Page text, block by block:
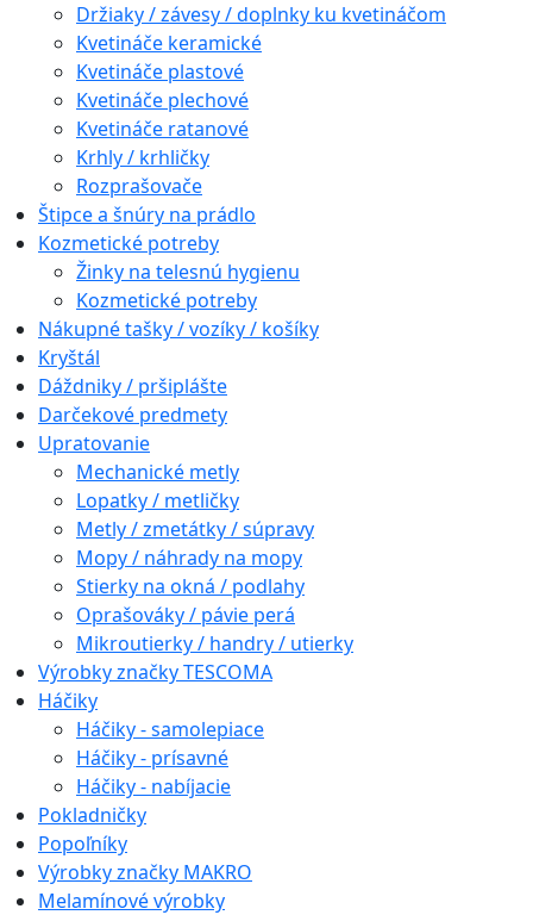
Držiaky / závesy / doplnky ku kvetináčom
Kvetináče keramické
Kvetináče plastové
Kvetináče plechové
Kvetináče ratanové
Krhly / krhličky
Rozprašovače
Štipce a šnúry na prádlo
Kozmetické potreby
Žinky na telesnú hygienu
Kozmetické potreby
Nákupné tašky / vozíky / košíky
Kryštál
Dáždniky / pršiplášte
Darčekové predmety
Upratovanie
Mechanické metly
Lopatky / metličky
Metly / zmetátky / súpravy
Mopy / náhrady na mopy
Stierky na okná / podlahy
Oprašováky / pávie perá
Mikroutierky / handry / utierky
Výrobky značky TESCOMA
Háčiky
Háčiky - samolepiace
Háčiky - prísavné
Háčiky - nabíjacie
Pokladničky
Popoľníky
Výrobky značky MAKRO
Melamínové výrobky